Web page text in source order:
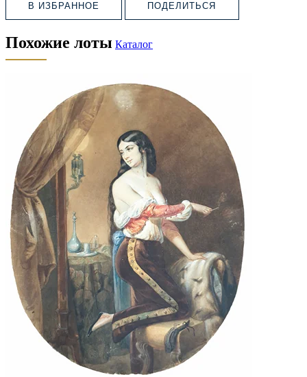
В ИЗБРАННОЕ ПОДЕЛИТЬСЯ
Похожие лоты Каталог